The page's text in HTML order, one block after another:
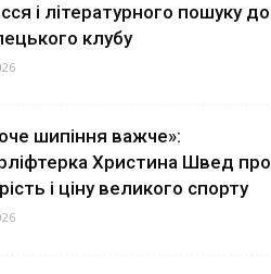
і літературного пошуку до
клубу
шипіння важче»:
Христина Швед про
і ціну великого спорту